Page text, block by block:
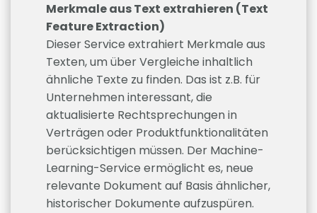
Merkmale aus Text extrahieren (Text
Feature Extraction)
Dieser Service extrahiert Merkmale aus
Texten, um über Vergleiche inhaltlich
ähnliche Texte zu finden. Das ist z.B. für
Unternehmen interessant, die
aktualisierte Rechtsprechungen in
Verträgen oder Produktfunktionalitäten
berücksichtigen müssen. Der Machine-
Learning-Service ermöglicht es, neue
relevante Dokument auf Basis ähnlicher,
historischer Dokumente aufzuspüren.